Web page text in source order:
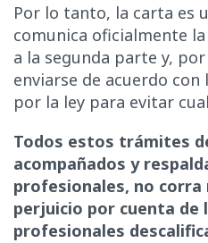
Por lo tanto, la carta es
comunica oficialmente
a la segunda parte y,
enviarse de acuerdo
por la ley para evitar
Todos estos trámites
acompañados y
profesionales, no corra
perjuicio por cuenta de
profesionales